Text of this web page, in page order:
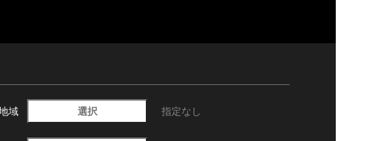
域 選択 指定なし